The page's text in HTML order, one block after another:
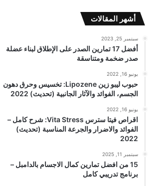
أشهر المقالات
سبتمبر 25, 2023
أفضل 17 تمارين الصدر على الإطلاق لبناء عضلة
صدر ضخمة ومتناسقة
يونيو 16, 2022
حبوب ليبو زين Lipozene: تخسيس وحرق دهون
الجسم، الفوائد والآثار الجانبية (تحديث) 2022
يونيو 16, 2022
اقراص فيتا سترس Vita Stress: شرح كامل –
الفوائد والاضرار والجرعة المناسبة (تحديث)
2022
سبتمبر 11, 2025
15 من افضل تمارين كمال الاجسام بالدامبل –
برنامج تدريبي كامل